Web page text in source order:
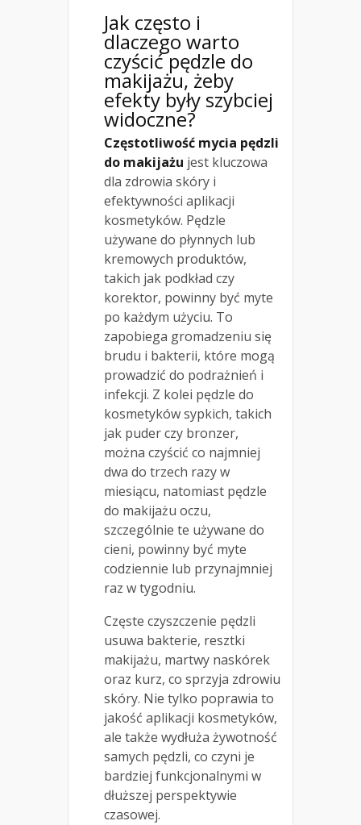
Jak często i
dlaczego warto
czyścić pędzle do
makijażu, żeby
efekty były szybciej
widoczne?
Częstotliwość mycia pędzli
do makijażu jest kluczowa
dla zdrowia skóry i
efektywności aplikacji
kosmetyków. Pędzle
używane do płynnych lub
kremowych produktów,
takich jak podkład czy
korektor, powinny być myte
po każdym użyciu. To
zapobiega gromadzeniu się
brudu i bakterii, które mogą
prowadzić do podrażnień i
infekcji. Z kolei pędzle do
kosmetyków sypkich, takich
jak puder czy bronzer,
można czyścić co najmniej
dwa do trzech razy w
miesiącu, natomiast pędzle
do makijażu oczu,
szczególnie te używane do
cieni, powinny być myte
codziennie lub przynajmniej
raz w tygodniu.
Częste czyszczenie pędzli
usuwa bakterie, resztki
makijażu, martwy naskórek
oraz kurz, co sprzyja zdrowiu
skóry. Nie tylko poprawia to
jakość aplikacji kosmetyków,
ale także wydłuża żywotność
samych pędzli, co czyni je
bardziej funkcjonalnymi w
dłuższej perspektywie
czasowej.